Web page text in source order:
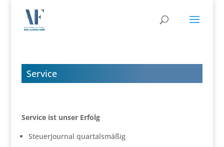
Service
Service ist unser Erfolg
SteuerJournal quartalsmäßig